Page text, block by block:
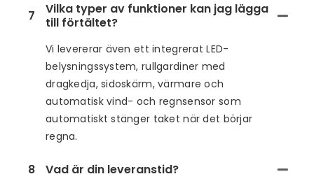
7
Vilka typer av funktioner kan jag lägga
till förtältet?
Vi levererar även ett integrerat LED-
belysningssystem, rullgardiner med
dragkedja, sidoskärm, värmare och
automatisk vind- och regnsensor som
automatiskt stänger taket när det börjar
regna.
8 Vad är din leveranstid?